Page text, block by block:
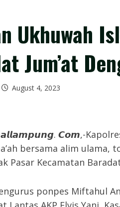
Ukhuwah
Jum’at
August 4, 2023
𝘾𝙤𝙢,-Kapolres
bersama alim
Pasar Kecamatan
ponpes Miftahul